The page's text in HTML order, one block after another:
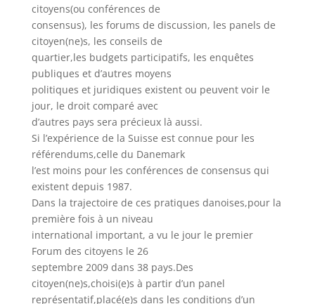
citoyens(ou conférences de
consensus), les forums de discussion, les panels de
citoyen(ne)s, les conseils de
quartier,les budgets participatifs, les enquêtes
publiques et d’autres moyens
politiques et juridiques existent ou peuvent voir le
jour, le droit comparé avec
d’autres pays sera précieux là aussi.
Si l’expérience de la Suisse est connue pour les
référendums,celle du Danemark
l’est moins pour les conférences de consensus qui
existent depuis 1987.
Dans la trajectoire de ces pratiques danoises,pour la
première fois à un niveau
international important, a vu le jour le premier
Forum des citoyens le 26
septembre 2009 dans 38 pays.Des
citoyen(ne)s,choisi(e)s à partir d’un panel
représentatif,placé(e)s dans les conditions d’un